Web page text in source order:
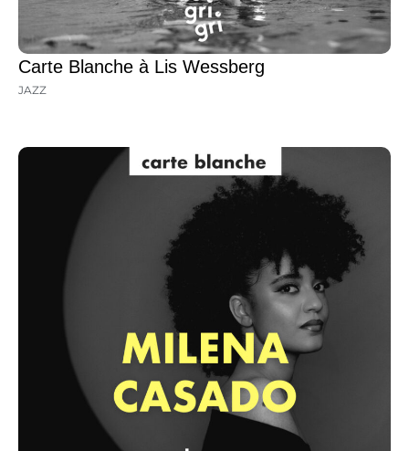
Carte Blanche à Lis Wessberg
JAZZ